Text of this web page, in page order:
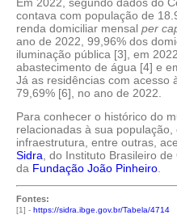
contava com população de
renda domiciliar mensal per
ano de 2022, 99,96% dos
iluminação pública [3], em
abastecimento de água [4] e
Já as residências com acesso
79,69% [6], no ano de 2022.
Para conhecer o histórico do
relacionadas à sua
infraestrutura, entre outras,
Sidra , do Instituto Brasileiro
da Fundação João Pinheiro
Fontes:
[1] - https://sidra.ibge.gov.br/Tabela/4714